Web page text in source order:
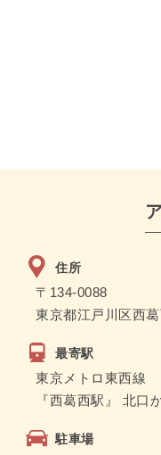
住所
〒134-0088
東京都江戸川区西
最寄駅
東京メトロ東西線
『西葛西駅』 北口
駐車場